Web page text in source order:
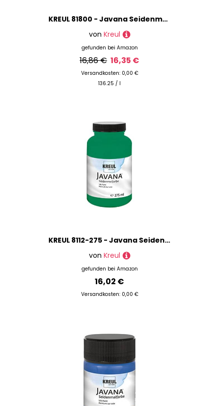
KREUL 81800 - Javana Seidenmalfarben, Set Trendfarben, 6 Farben im 20 ml Glas, 20 ml Konturenfarbe und ein Pinsel, hochpigmentierte brillante Farben, für Seide und helle Textilien
von Kreul
gefunden bei Amazon
16,86 € 16,35 €
Versandkosten: 0,00 €
136.25 / l
KREUL 8112-275 - Javana Seidenmalfarbe 275 ml, dunkelgrün, hochpigmentierte und brillante Farbe auf Wasserbasis, mit fließend flüssigem Charakter, dringt tief in die Fasern ein
von Kreul
gefunden bei Amazon
16,02 €
Versandkosten: 0,00 €